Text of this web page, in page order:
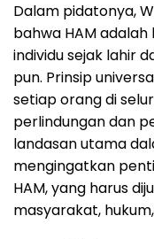
Dalam pidatonya,
bahwa HAM
individu sejak lahir
pun. Prinsip
setiap orang di
perlindungan dan
landasan utama
mengingatkan
HAM, yang harus
masyarakat,